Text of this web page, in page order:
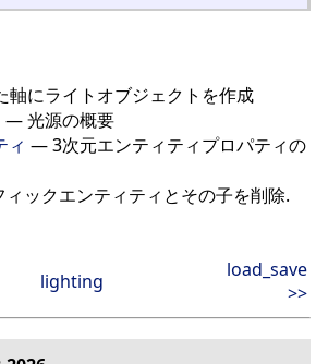
にライトオブジェクトを作成
— 光源の概要
ィ — 3次元エンティティプロパティの
ックエンティティとその子を削除.
lighting
load_save
>>